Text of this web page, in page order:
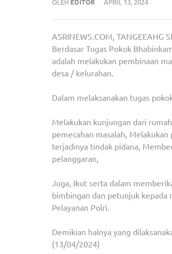
ASRINEWS.COM, TANGEEAHG
Berdasar Tugas Pokok
adalah melakukan pembinaan
desa / kelurahan.
Dalam melaksanakan tugas
Melakukan kunjungan dari
pemecahan masalah,
terjadinya tindak pidana,
pelanggaran,
Juga, Ikut serta dalam
bimbingan dan petunjuk kepada
Pelayanan Polri.
Demikian halnya yang
(13/04/2024)